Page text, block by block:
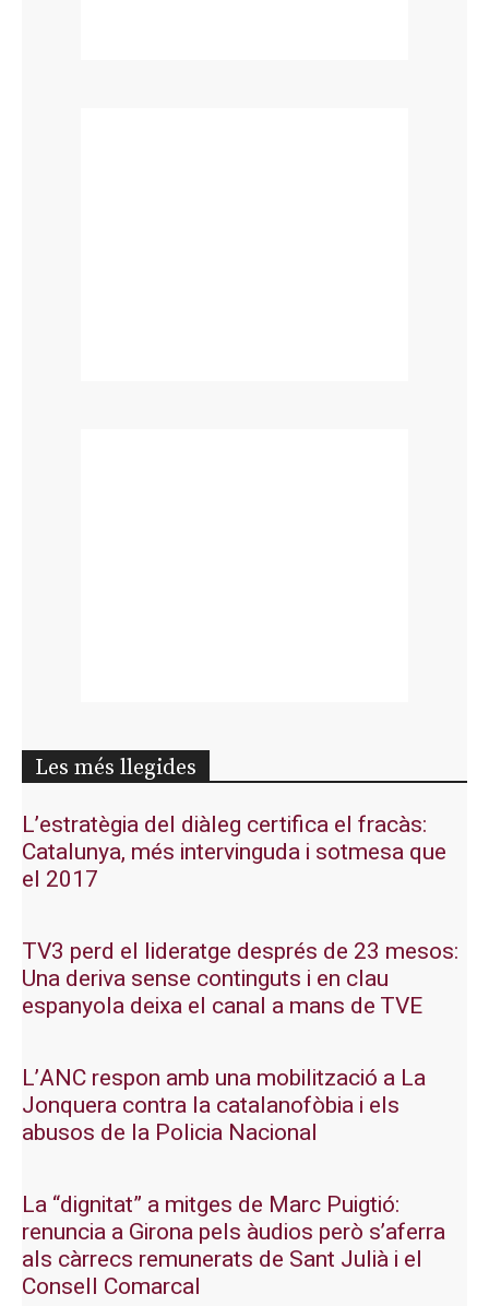
Les més llegides
L’estratègia del diàleg certifica el fracàs:
Catalunya, més intervinguda i sotmesa que
el 2017
TV3 perd el lideratge després de 23 mesos:
Una deriva sense continguts i en clau
espanyola deixa el canal a mans de TVE
L’ANC respon amb una mobilització a La
Jonquera contra la catalanofòbia i els
abusos de la Policia Nacional
La “dignitat” a mitges de Marc Puigtió:
renuncia a Girona pels àudios però s’aferra
als càrrecs remunerats de Sant Julià i el
Consell Comarcal